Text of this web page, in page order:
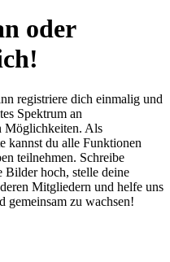
oder
registriere dich einmalig und
Spektrum an
Möglichkeiten. Als
kannst du alle Funktionen
teilnehmen. Schreibe
Bilder hoch, stelle deine
Mitgliedern und helfe uns
gemeinsam zu wachsen!